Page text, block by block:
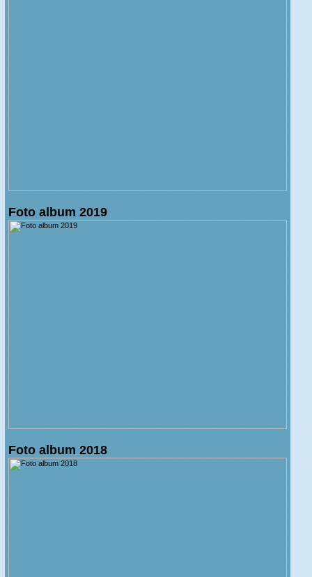
Foto album 2019
Foto album 2018